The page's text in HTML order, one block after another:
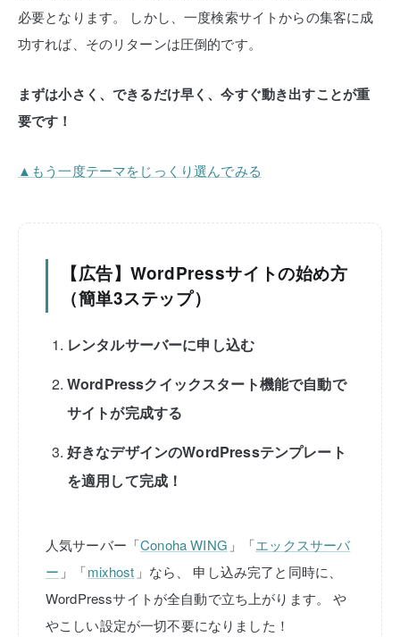
必要となります。
しかし、一度検索サイトからの集客に成
功すれば、そのリターンは圧倒的です。
まずは小さく、できるだけ早く、今すぐ動き出すことが重
要です！
▲もう一度テーマをじっくり選んでみる
【広告】WordPressサイトの始め方
（簡単3ステップ）
レンタルサーバーに申し込む
WordPressクイックスタート機能で自動で
サイトが完成する
好きなデザインのWordPressテンプレート
を適用して完成！
人気サーバー「Conoha WING 」「エックスサーバ
ー 」「mixhost 」なら、
申し込み完了と同時に、
WordPressサイトが全自動で立ち上がります。
や
やこしい設定が一切不要になりました！